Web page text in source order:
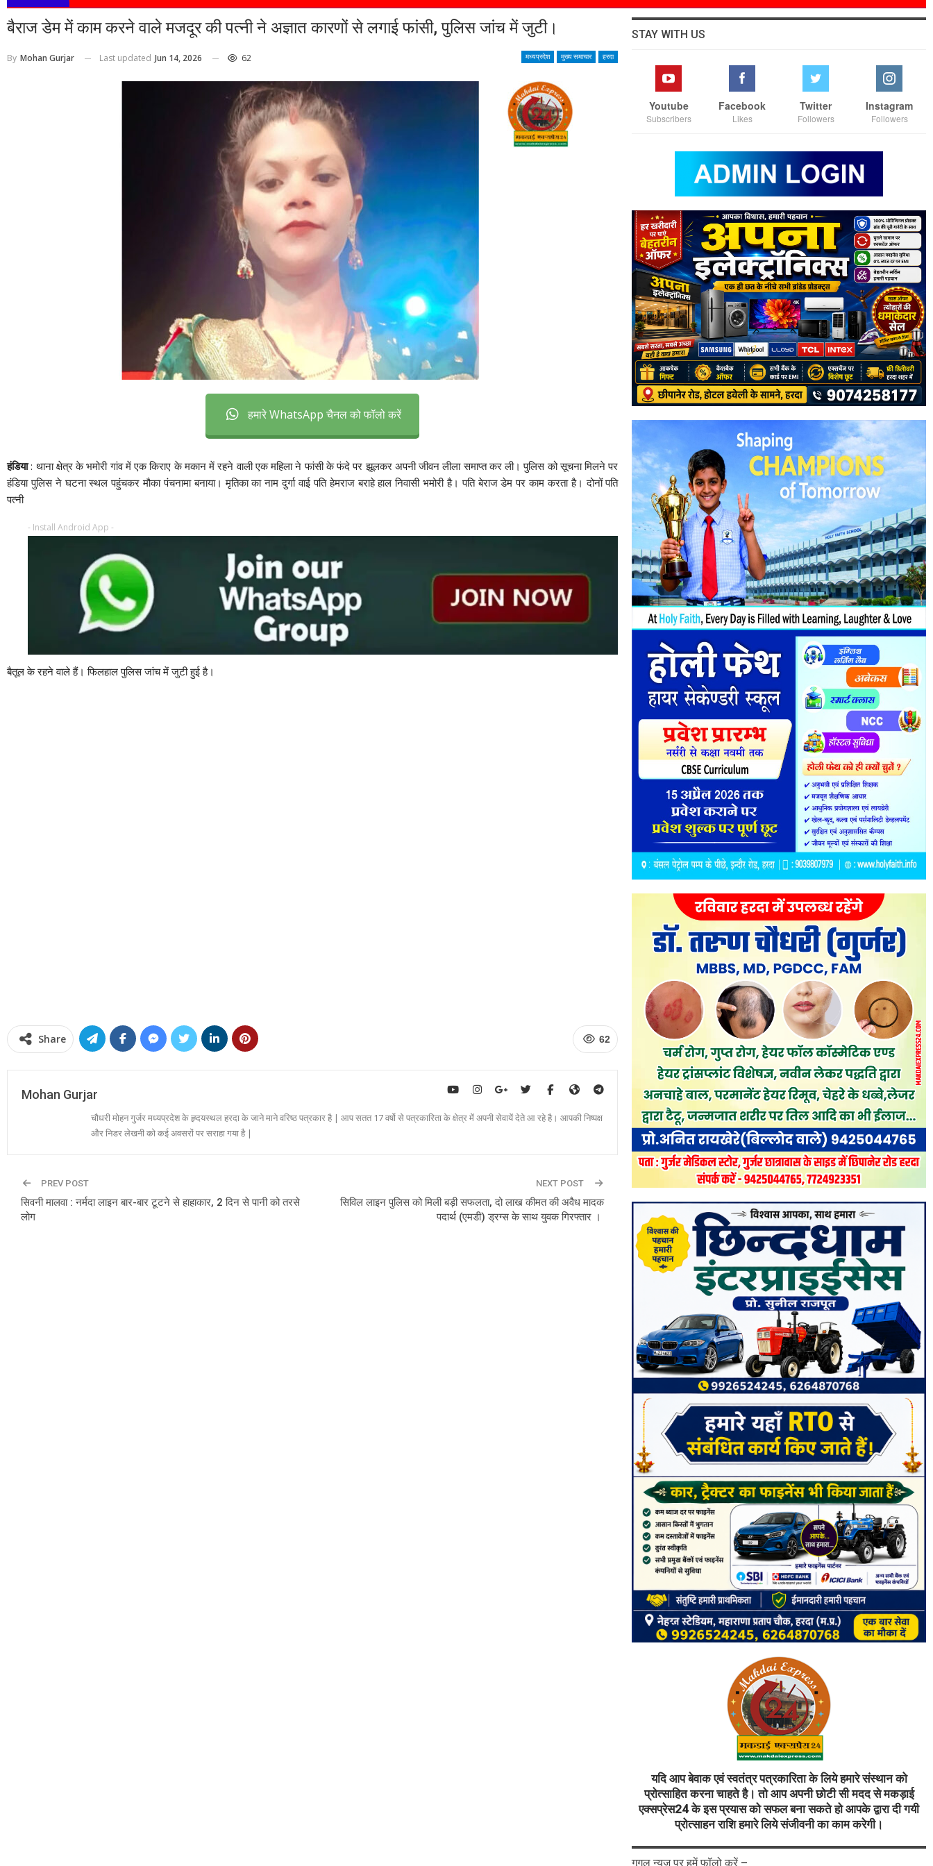
बैराज डेम में काम करने वाले मजदूर की पत्नी ने अज्ञात कारणों से लगाई फांसी, पुलिस जांच में जुटी।
मध्यप्रदेश मुख्य समाचार हरदा
By Mohan Gurjar Last updated Jun 14, 2026 62
हमारे WhatsApp चैनल को फॉलो करें
हंडिया: थाना क्षेत्र के भमोरी गांव में एक किराए के मकान में रहने वाली एक महिला ने फांसी के फंदे पर झूलकर अपनी जीवन लीला समाप्त कर ली। पुलिस को सूचना मिलने पर
हंडिया पुलिस ने घटना स्थल पहुंचकर मौका पंचनामा बनाया। मृतिका का नाम दुर्गा वाई पति हेमराज बराहे हाल निवासी भमोरी है। पति बेराज डेम पर काम करता है। दोनों पति
पत्नी
- Install Android App -
बैतूल के रहने वाले हैं। फिलहाल पुलिस जांच में जुटी हुई है।
62
Share
Mohan Gurjar
चौधरी मोहन गुर्जर मध्यप्रदेश के ह्र्दयस्थल हरदा के जाने माने वरिष्ठ पत्रकार है | आप सतत 17 वर्षो से पत्रकारिता के क्षेत्र में अपनी सेवायें देते आ रहे है। आपकी निष्पक्ष
और निडर लेखनी को कई अवसरों पर सराहा गया है |
PREV POST
सिवनी मालवा : नर्मदा लाइन बार-बार टूटने से हाहाकार, 2 दिन से पानी को तरसे
लोग
NEXT POST
सिविल लाइन पुलिस को मिली बड़ी सफलता, दो लाख कीमत की अवैध मादक
पदार्थ (एमडी) ड्रग्स के साथ युवक गिरफ्तार ।
STAY WITH US
Youtube
Subscribers
Facebook
Likes
Twitter
Followers
Instagram
Followers
यदि आप बेवाक एवं स्वतंत्र पत्रकारिता के लिये हमारे संस्थान को
प्रोत्साहित करना चाहते है। तो आप अपनी छोटी सी मदद से मकड़ाई
एक्सप्रेस24 के इस प्रयास को सफल बना सकते हो आपके द्वारा दी गयी
प्रोत्साहन राशि हमारे लिये संजीवनी का काम करेगी।
गूगल न्यूज़ पर हमें फॉलो करें –